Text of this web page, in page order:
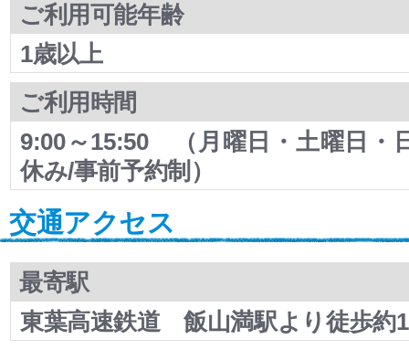
ご利用可能年齢
1歳以上
ご利用時間
9:00～15:50 （月曜日・土曜日・
休み/事前予約制）
交通アクセス
最寄駅
東葉高速鉄道 飯山満駅より徒歩約